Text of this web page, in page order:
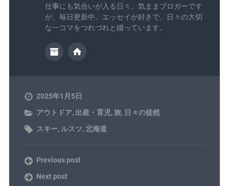
仕事にも気合いが入る日々。気ままブロガーです
が、毎日更新中。エッセイが好きで、日々の大切
な一コマをつれづれと綴っています。
2025年1月5日
アウトドア, 出産・育児,旅, 日々の徒然
スキー, ルスツ,北海道
Previous post
Next post